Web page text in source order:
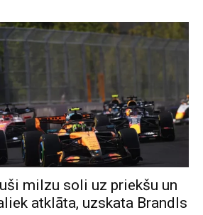
milzu soli uz priekšu un
atklāta, uzskata Brandls